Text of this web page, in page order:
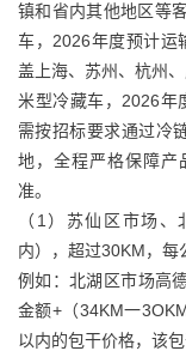
镇和省内其他地区等
车，2026年度预计
盖上海、苏州、杭州
米型冷藏车，2026年
需按招标要求通过冷
地，全程严格保障产
准。
（1）苏仙区市场
内），超过30KM，每
例如：北湖区市场高
金额+（34KM一
以内的包干价格，该